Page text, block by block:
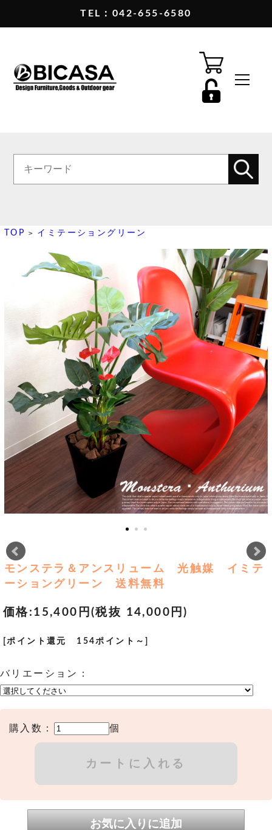
TEL：042-655-6580
TOP > イミテーショングリーン
モンステラ＆アンスリューム 光触媒 イミテ
ーショングリーン 送料無料
価格: 15,400円(税抜 14,000円)
[ポイント還元 154ポイント～]
バリエーション：
購入数： 個